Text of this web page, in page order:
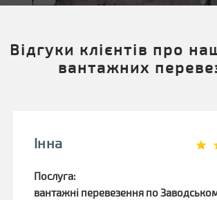
Відгуки клієнтів про
вантажних
Інна
Послуга:
вантажні перевезення по